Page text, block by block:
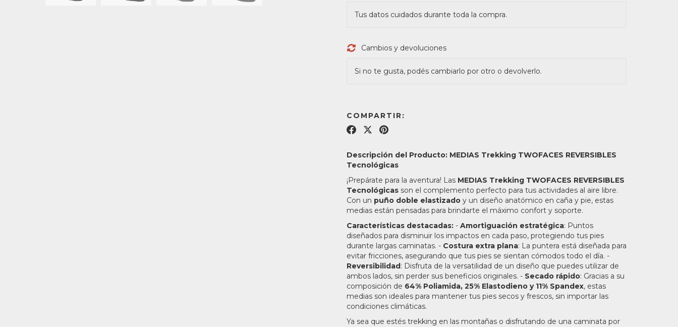
Tus datos cuidados durante toda la compra.
Cambios y devoluciones
Si no te gusta, podés cambiarlo por otro o devolverlo.
COMPARTIR:
Descripción del Producto: MEDIAS Trekking TWOFACES REVERSIBLES
Tecnológicas
¡Prepárate para la aventura! Las MEDIAS Trekking TWOFACES REVERSIBLES
Tecnológicas son el complemento perfecto para tus actividades al aire libre.
Con un puño doble elastizado y un diseño anatómico en caña y pie, estas
medias están pensadas para brindarte el máximo confort y soporte.
Características destacadas: - Amortiguación estratégica: Puntos
diseñados para disminuir los impactos en cada paso, protegiendo tus pies
durante largas caminatas. - Costura extra plana: La puntera está diseñada para
evitar fricciones, asegurando que tus pies se sientan cómodos todo el día. -
Reversibilidad: Disfruta de la versatilidad de un diseño que puedes utilizar de
ambos lados, sin perder sus beneficios originales. - Secado rápido: Gracias a su
composición de 64% Poliamida, 25% Elastodieno y 11% Spandex, estas
medias son ideales para mantener tus pies secos y frescos, sin importar las
condiciones climáticas.
Ya sea que estés trekking en las montañas o disfrutando de una caminata por